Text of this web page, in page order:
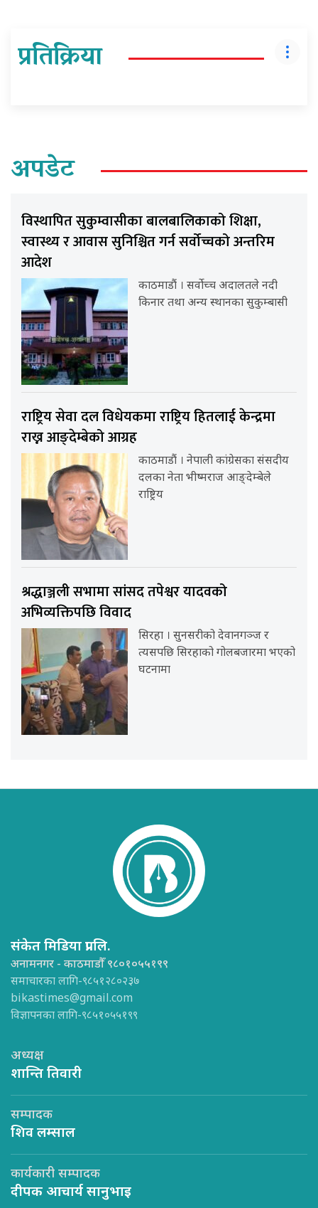
प्रतिक्रिया
अपडेट
विस्थापित सुकुम्वासीका बालबालिकाको शिक्षा,
स्वास्थ्य र आवास सुनिश्चित गर्न सर्वोच्चको अन्तरिम
आदेश
काठमाडौं । सर्वोच्च अदालतले नदी
किनार तथा अन्य स्थानका सुकुम्बासी
राष्ट्रिय सेवा दल विधेयकमा राष्ट्रिय हितलाई केन्द्रमा
राख्न आङ्देम्बेको आग्रह
काठमाडौं । नेपाली कांग्रेसका संसदीय
दलका नेता भीष्मराज आङ्देम्बेले
राष्ट्रिय
श्रद्धाञ्जली सभामा सांसद तपेश्वर यादवको
अभिव्यक्तिपछि विवाद
सिरहा । सुनसरीको देवानगञ्ज र
त्यसपछि सिरहाको गोलबजारमा भएको
घटनामा
संकेत मिडिया प्रा.लि.
अनामनगर - काठमाडौँ ९८०१०५५१९९
समाचारका लागि-९८५१२८०२३७
bikastimes@gmail.com
विज्ञापनका लागि-९८५१०५५१९९
अध्यक्ष
शान्ति तिवारी
सम्पादक
शिव लम्साल
कार्यकारी सम्पादक
दीपक आचार्य सानुभाइ